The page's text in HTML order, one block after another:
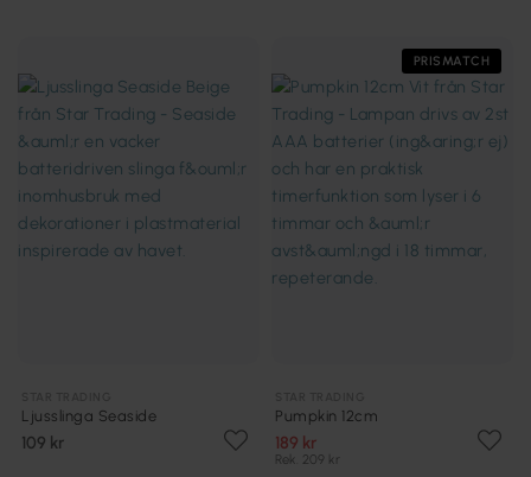
Ljusslinga Seaside
109 kr
PRISMATCH
Pumpkin 12cm
189 kr
Rek. 209 kr